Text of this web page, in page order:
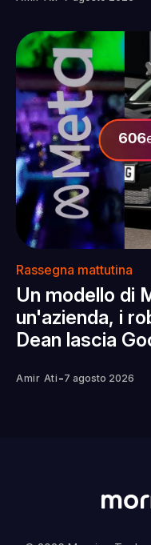
Rassegna mattutina
Un modello di
un'azienda, i
Dean lascia
Amir Ati -7 agosto 2026